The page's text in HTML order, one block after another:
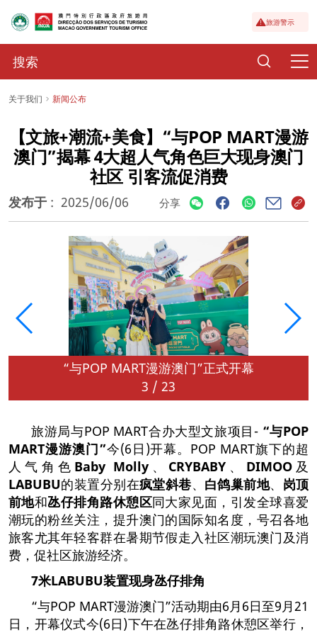
旅游警示
关于我们 新闻公布
【文旅+潮流+美食】“与POP MART漫游
澳门”揭幕 4大超人气角色巨大现身澳门
社区 引客流促消费
发布于 : 2025/06/06 分享
“与POP MART漫游澳门”正式开幕
3 / 23
旅游局与POP MART合办大型文旅项目- “与POP
MART漫游澳门”今(6日)开幕。POP MART旗下的超
人气角色 Baby Molly、 CRYBABY 、 DIMOO及
LABUBU的装置分别在疯堂斜巷、 白鸽巢前地、 岗顶
前地和氹仔排角路休憩区同大家见面，引发全球喜爱
潮玩的粉丝关注，提升澳门的国际知名度，号召各地
旅客尤其年轻客群在暑期节假走入社区潮玩澳门及消
费，促社区旅游经济。
7米LABUBU装置现身氹仔排角
“与POP MART漫游澳门”活动期由6月6日至9月21
日，开幕仪式今(6日)下午在氹仔排角路休憩区举行，